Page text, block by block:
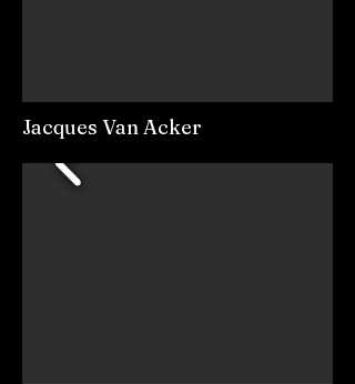
Jacques Van Acker